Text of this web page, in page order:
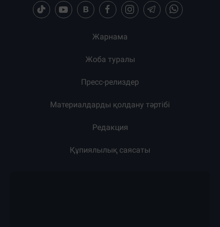
Жарнама
Жоба туралы
Пресс-релиздер
Материалдарды қолдану тәртібі
Редакция
Құпиялылық саясаты